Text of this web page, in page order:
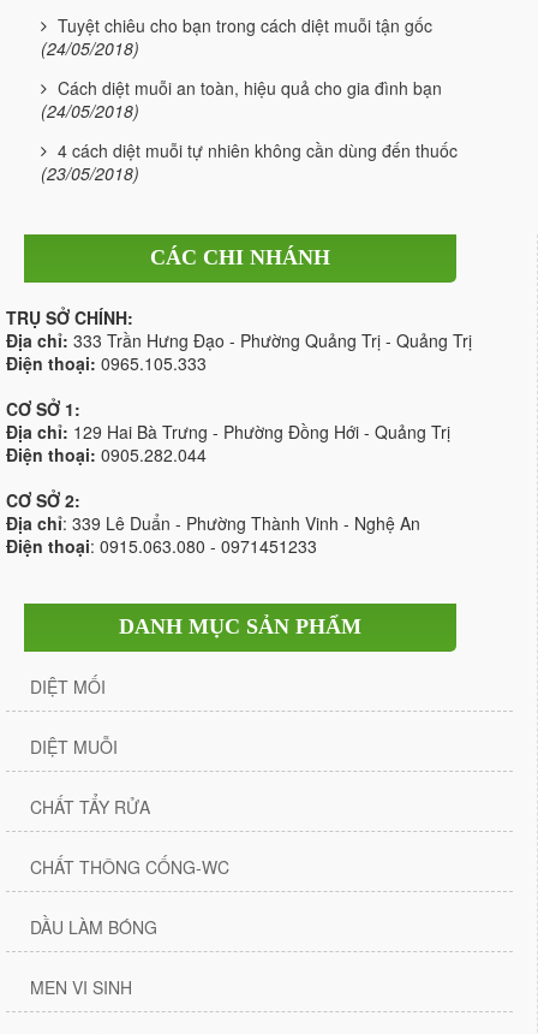
Tuyệt chiêu cho bạn trong cách diệt muỗi tận gốc
(24/05/2018)
Cách diệt muỗi an toàn, hiệu quả cho gia đình bạn
(24/05/2018)
4 cách diệt muỗi tự nhiên không cần dùng đến thuốc
(23/05/2018)
CÁC CHI NHÁNH
TRỤ SỞ CHÍNH:
Địa chỉ: 333 Trần Hưng Đạo - Phường Quảng Trị - Quảng Trị
Điện thoại: 0965.105.333
CƠ SỞ 1:
Địa chỉ: 129 Hai Bà Trưng - Phường Đồng Hới - Quảng Trị
Điện thoại: 0905.282.044
CƠ SỞ 2:
Địa chỉ: 339 Lê Duẩn - Phường Thành Vinh - Nghệ An
Điện thoại: 0915.063.080 - 0971451233
DANH MỤC SẢN PHẨM
DIỆT MỐI
DIỆT MUỖI
CHẤT TẨY RỬA
CHẤT THÔNG CỐNG-WC
DẦU LÀM BÓNG
MEN VI SINH